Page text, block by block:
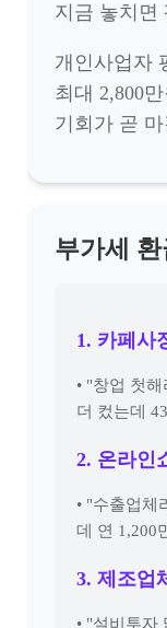
지금 놓치면
개인사업자
최대 2,800
기회가 곧
부가세 환
1. 카페사
• "창업 첫
더 컸는데
2. 온라인
• "수출업체
데 연 1,200
3. 제조업
• "설비투자